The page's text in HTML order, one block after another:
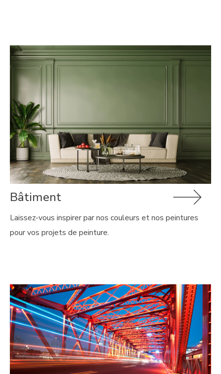
Bâtiment
Laissez-vous inspirer par nos couleurs et nos peintures
pour vos projets de peinture.